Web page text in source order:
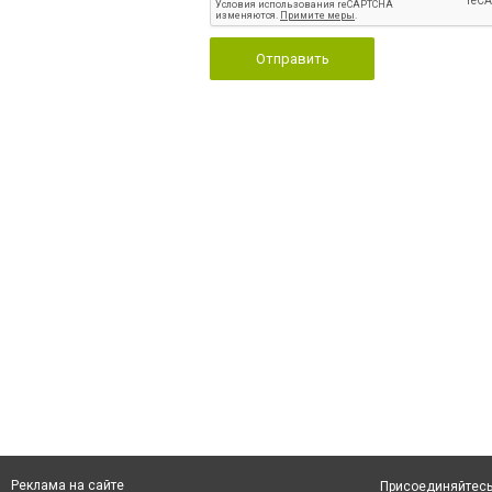
Отправить
Реклама на сайте